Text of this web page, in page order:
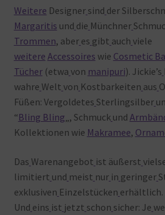
Weitere Designer sind der
Margaritis und die Münchner
Trommen, aber es gibt auch viele
weitere Accessoires wie Cosmetic
Tücher(etwa von manipuri). Jickie’s
wahre Welt von Kostbarkeiten aus
Füßen: Vergoldetes Sterlingsilber
“Bling Bling„, Schmuck und
Kollektionen wie Makramee,
Das Warenangebot ist äußerst
limitiert und meist nur in geringer
exklusiven Einzelstücken erhältlich.
Und eins ist jetzt schon sicher: Je